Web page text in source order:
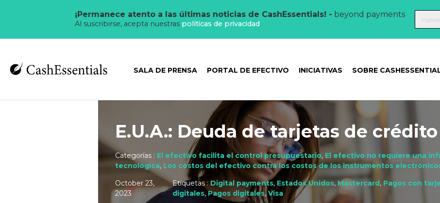
¡Permanece atento a las últimas noticias de CashEssentials! - beyond payments
Al suscribirse, acepta nuestras políticas de privacidad.
SALA DE PRENSA PORTAL DE EFECTIVO INICIATIVAS SOBRE
E.U.A.: Deuda de tarjetas de crédito
Categorías : El efectivo facilita el control presupuestario, El efectivo no requiere una
tecnológica, Los costos del efectivo contra los costos de los instrumentos
October 23,
2023
Etiquetas :Digital payments, Estados Unidos, Mastercard, Pagos con
digitales, Pagos digitales,Visa